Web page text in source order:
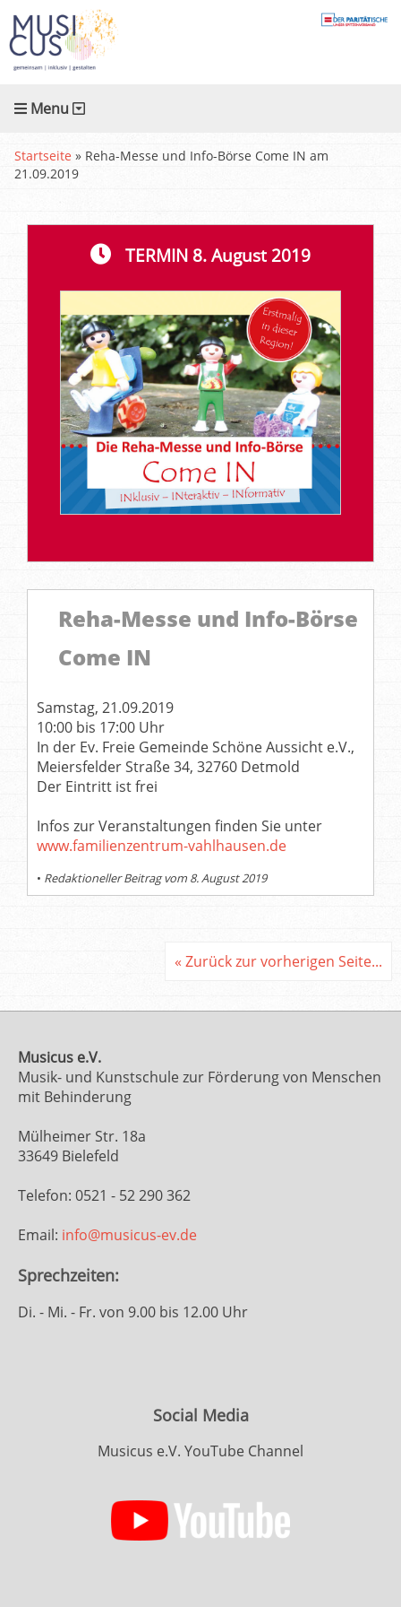
Menu
Startseite » Reha-Messe und Info-Börse Come IN am
21.09.2019
TERMIN 8. August 2019
Reha-Messe und Info-Börse
Come IN
Samstag, 21.09.2019
10:00 bis 17:00 Uhr
In der Ev. Freie Gemeinde Schöne Aussicht e.V.,
Meiersfelder Straße 34, 32760 Detmold
Der Eintritt ist frei
Infos zur Veranstaltungen finden Sie unter
www.familienzentrum-vahlhausen.de
• Redaktioneller Beitrag vom 8. August 2019
« Zurück zur vorherigen Seite...
Musicus e.V.
Musik- und Kunstschule zur Förderung von Menschen
mit Behinderung
Mülheimer Str. 18a
33649 Bielefeld
Telefon: 0521 - 52 290 362
Email: info@musicus-ev.de
Sprechzeiten:
Di. - Mi. - Fr. von 9.00 bis 12.00 Uhr
Social Media
Musicus e.V. YouTube Channel